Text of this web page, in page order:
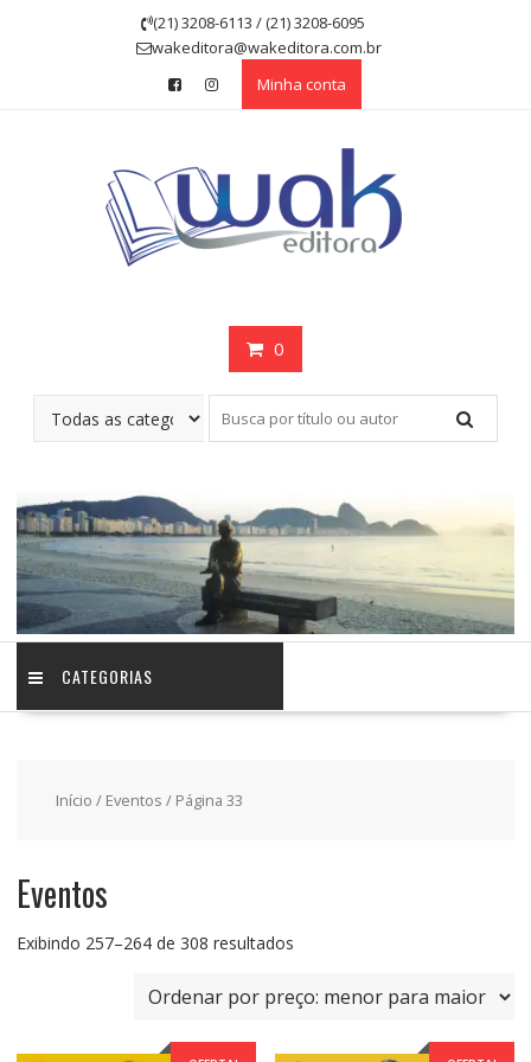
(21) 3208-6113 / (21) 3208-6095
wakeditora@wakeditora.com.br
Minha conta
0
CATEGORIAS
Início / Eventos / Página 33
Eventos
Exibindo 257–264 de 308 resultadosClassificado
preço: